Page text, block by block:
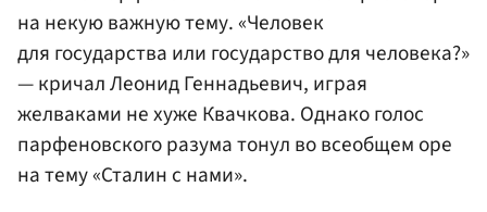
на некую важную тему. «Человек
для государства или государство для человека?»
— кричал Леонид Геннадьевич, играя
желваками не хуже Квачкова. Однако голос
парфеновского разума тонул во всеобщем оре
на тему «Сталин с нами».